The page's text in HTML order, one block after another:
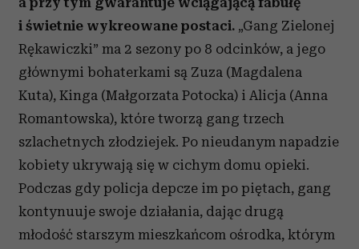
i świetnie wykreowane postaci. „Gang Zielonej
Rękawiczki” ma 2 sezony po 8 odcinków, a jego
głównymi bohaterkami są Zuza (Magdalena
Kuta), Kinga (Małgorzata Potocka) i Alicja (Anna
Romantowska), które tworzą gang trzech
szlachetnych złodziejek. Po nieudanym napadzie
kobiety ukrywają się w cichym domu opieki.
Podczas gdy policja depcze im po piętach, gang
kontynuuje swoje działania, dając drugą
młodość starszym mieszkańcom ośrodka, którym